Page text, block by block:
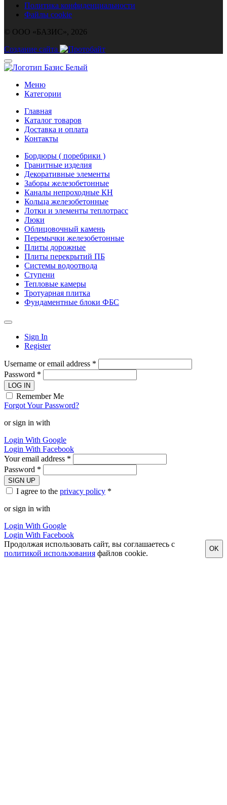
Политика конфиденциальности
Файлы cookie
© ООО «БАЗИС», 2026
Создание сайта
Меню
Категории
Главная
Каталог товаров
Доставка и оплата
Контакты
Бордюры ( поребрики )
Гранитные изделия
Декоративные элементы
Заборы железобетонные
Каналы непроходные КН
Кольца железобетонные
Лотки и элементы теплотрасс
Люки
Облицовочный камень
Перемычки железобетонные
Плиты дорожные
Плиты перекрытий ПБ
Системы водоотвода
Ступени
Тепловые камеры
Тротуарная плитка
Фундаментные блоки ФБС
Sign In
Register
Username or email address *
Password *
LOG IN
Remember Me
Forgot Your Password?
or sign in with
Login With Google
Login With Facebook
Your email address *
Password *
SIGN UP
I agree to the privacy policy *
or sign in with
Login With Google
Login With Facebook
Продолжая использовать сайт, вы соглашаетесь с
политикой использования файлов cookie. OK